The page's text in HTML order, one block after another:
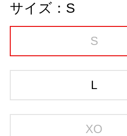
サイズ： S
S
L
XO